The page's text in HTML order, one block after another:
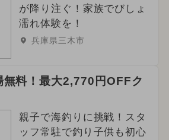
が降り注ぐ！家族でびしょ
濡れ体験を！
兵庫県三木市
無料！最大2,770円OFFク
親子で海釣りに挑戦！スタ
ッフ常駐で釣り子供も初心